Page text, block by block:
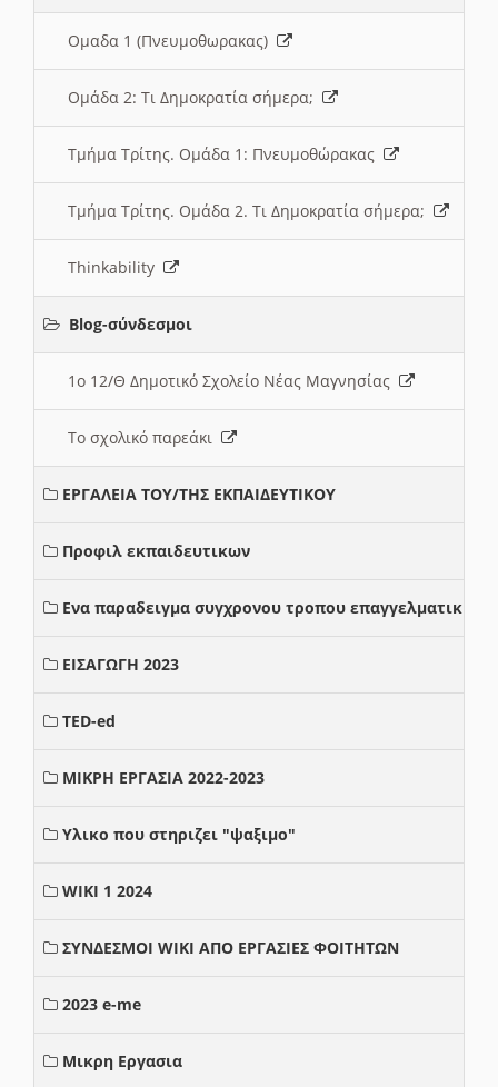
Ομαδα 1 (Πνευμοθωρακας)
Ομάδα 2: Τι Δημοκρατία σήμερα;
Τμήμα Τρίτης. Ομάδα 1: Πνευμοθώρακας
Τμήμα Τρίτης. Ομάδα 2. Τι Δημοκρατία σήμερα;
Thinkability
Blog-σύνδεσμοι
1ο 12/Θ Δημοτικό Σχολείο Νέας Μαγνησίας
Το σχολικό παρεάκι
ΕΡΓΑΛΕΙΑ ΤΟΥ/ΤΗΣ ΕΚΠΑΙΔΕΥΤΙΚΟΥ
Προφιλ εκπαιδευτικων
Ενα παραδειγμα συγχρονου τροπου επαγγελματικης
ΕΙΣΑΓΩΓΗ 2023
TED-ed
ΜΙΚΡΗ ΕΡΓΑΣΙΑ 2022-2023
Υλικο που στηριζει "ψαξιμο"
WIKI 1 2024
ΣΥΝΔΕΣΜΟΙ WIKI ΑΠΟ ΕΡΓΑΣΙΕΣ ΦΟΙΤΗΤΩΝ
2023 e-me
Μικρη Εργασια